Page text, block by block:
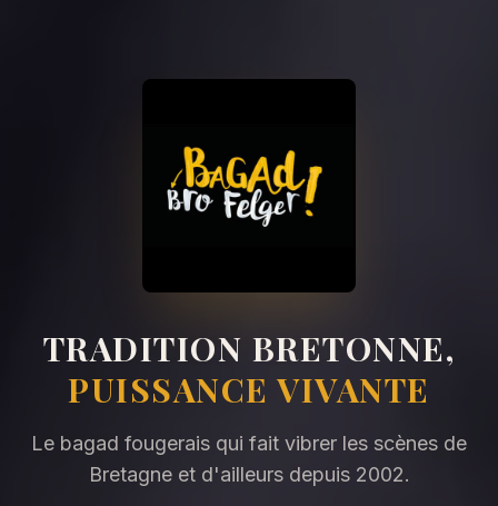
TRADITION BRETONNE,
PUISSANCE VIVANTE
Le bagad fougerais qui fait vibrer les scènes de
Bretagne et d'ailleurs depuis 2002.